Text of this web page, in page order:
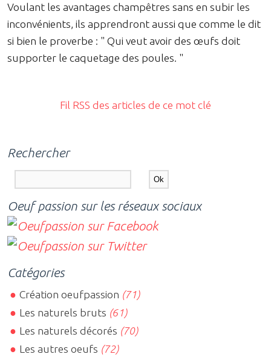
Voulant les avantages champêtres sans en subir les
inconvénients, ils apprendront aussi que comme le dit
si bien le proverbe : " Qui veut avoir des œufs doit
supporter le caquetage des poules. "
Fil RSS des articles de ce mot clé
Rechercher
Oeuf passion sur les réseaux sociaux
Catégories
Création oeufpassion (71)
Les naturels bruts (61)
Les naturels décorés (70)
Les autres oeufs (72)